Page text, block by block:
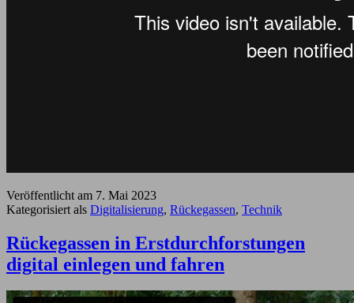
Veröffentlicht am 7. Mai 2023
Kategorisiert als Digitalisierung, Rückegassen, Technik
Rückegassen in Erstdurchforstungen
digital einlegen und fahren